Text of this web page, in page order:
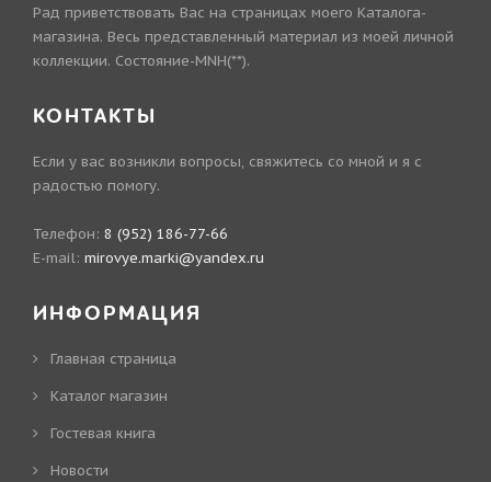
Рад приветствовать Вас на страницах моего Каталога-
магазина. Весь представленный материал из моей личной
коллекции. Состояние-MNH(**).
КОНТАКТЫ
Если у вас возникли вопросы, свяжитесь со мной и я с
радостью помогу.
Телефон: 8 (952) 186-77-66
E-mail: mirovye.marki@yandex.ru
ИНФОРМАЦИЯ
Главная страница
Каталог магазин
Гостевая книга
Новости